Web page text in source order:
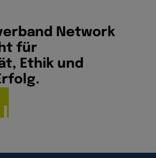
Network
für
Ethik und